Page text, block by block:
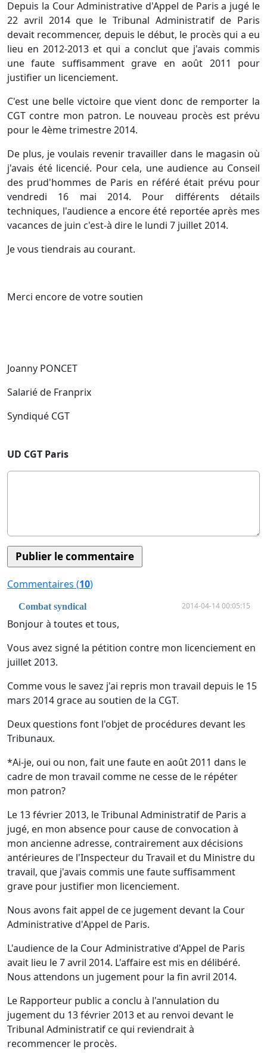
Depuis la Cour Administrative d'Appel de Paris a jugé le
22 avril 2014 que le Tribunal Administratif de Paris
devait recommencer, depuis le début, le procès qui a eu
lieu en 2012-2013 et qui a conclut que j'avais commis
une faute suffisamment grave en août 2011 pour
justifier un licenciement.
C'est une belle victoire que vient donc de remporter la
CGT contre mon patron. Le nouveau procès est prévu
pour le 4ème trimestre 2014.
De plus, je voulais revenir travailler dans le magasin où
j'avais été licencié. Pour cela, une audience au Conseil
des prud'hommes de Paris en référé était prévu pour
vendredi 16 mai 2014. Pour différents détails
techniques, l'audience a encore été reportée après mes
vacances de juin c'est-à dire le lundi 7 juillet 2014.
Je vous tiendrais au courant.
Merci encore de votre soutien
Joanny PONCET
Salarié de Franprix
Syndiqué CGT
UD CGT Paris
Commentaires (10)
Combat syndical 2014-04-14 00:05:15
Bonjour à toutes et tous,
Vous avez signé la pétition contre mon licenciement en
juillet 2013.
Comme vous le savez j'ai repris mon travail depuis le 15
mars 2014 grace au soutien de la CGT.
Deux questions font l'objet de procédures devant les
Tribunaux.
*Ai-je, oui ou non, fait une faute en août 2011 dans le
cadre de mon travail comme ne cesse de le répéter
mon patron?
Le 13 février 2013, le Tribunal Administratif de Paris a
jugé, en mon absence pour cause de convocation à
mon ancienne adresse, contrairement aux décisions
antérieures de l'Inspecteur du Travail et du Ministre du
travail, que j'avais commis une faute suffisamment
grave pour justifier mon licenciement.
Nous avons fait appel de ce jugement devant la Cour
Administrative d'Appel de Paris.
L'audience de la Cour Administrative d'Appel de Paris
avait lieu le 7 avril 2014. L'affaire est mis en délibéré.
Nous attendons un jugement pour la fin avril 2014.
Le Rapporteur public a conclu à l'annulation du
jugement du 13 février 2013 et au renvoi devant le
Tribunal Administratif ce qui reviendrait à
recommencer le procès.